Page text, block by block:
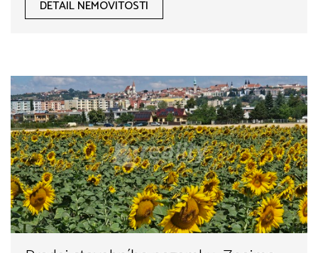
DETAIL NEMOVITOSTI